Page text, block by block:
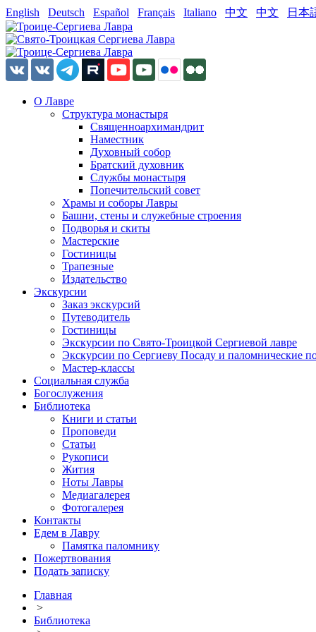
English Deutsch Español Français Italiano 中文 中文 日本
О Лавре
Структура монастыря
Священноархимандрит
Наместник
Духовный собор
Братский духовник
Службы монастыря
Попечительский совет
Храмы и соборы Лавры
Башни, стены и служебные строения
Подворья и скиты
Мастерские
Гостиницы
Трапезные
Издательство
Экскурсии
Заказ экскурсий
Путеводитель
Гостиницы
Экскурсии по Свято-Троицкой Сергиевой лавре
Экскурсии по Сергиеву Посаду и паломнические
Мастер-классы
Социальная служба
Богослужения
Библиотека
Книги и статьи
Проповеди
Статьи
Рукописи
Жития
Ноты Лавры
Медиагалерея
Фотогалерея
Контакты
Едем в Лавру
Памятка паломнику
Пожертвования
Подать записку
Главная
>
Библиотека